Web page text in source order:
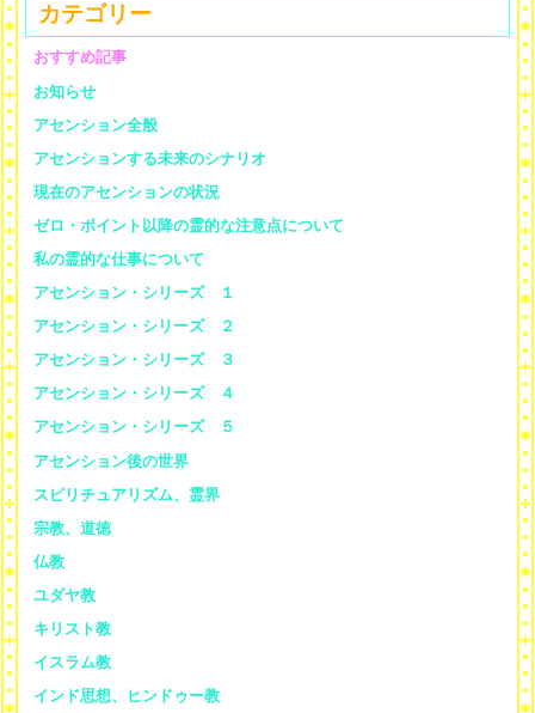
カテゴリー
おすすめ記事
お知らせ
アセンション全般
アセンションする未来のシナリオ
現在のアセンションの状況
ゼロ・ポイント以降の霊的な注意点について
私の霊的な仕事について
アセンション・シリーズ １
アセンション・シリーズ ２
アセンション・シリーズ ３
アセンション・シリーズ ４
アセンション・シリーズ ５
アセンション後の世界
スピリチュアリズム、霊界
宗教、道徳
仏教
ユダヤ教
キリスト教
イスラム教
インド思想、ヒンドゥー教